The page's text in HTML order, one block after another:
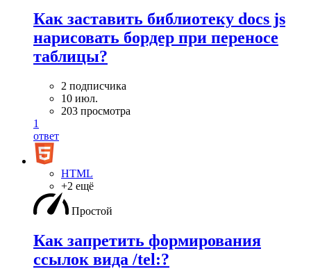
Как заставить библиотеку docs js
нарисовать бордер при переносе
таблицы?
2 подписчика
10 июл.
203 просмотра
1
ответ
HTML
+2 ещё
Простой
Как запретить формирования
ссылок вида /tel:?